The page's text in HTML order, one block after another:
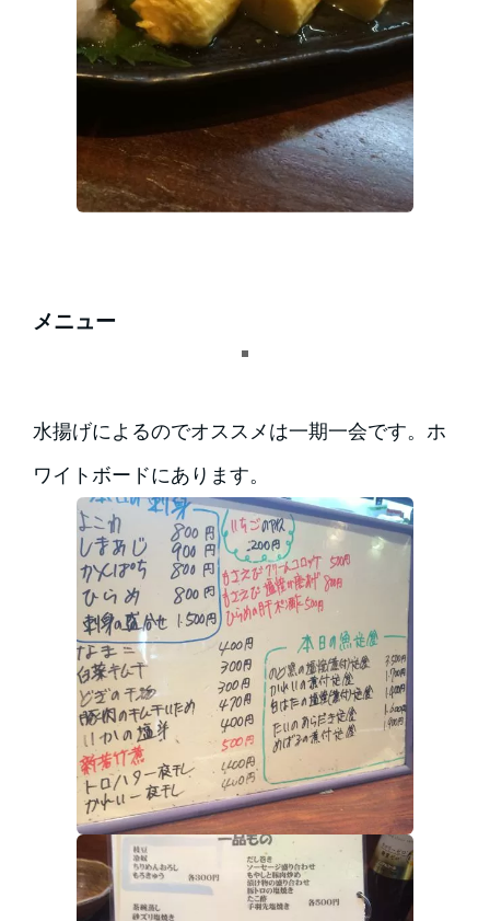
メニュー
水揚げによるのでオススメは一期一会です。ホ
ワイトボードにあります。